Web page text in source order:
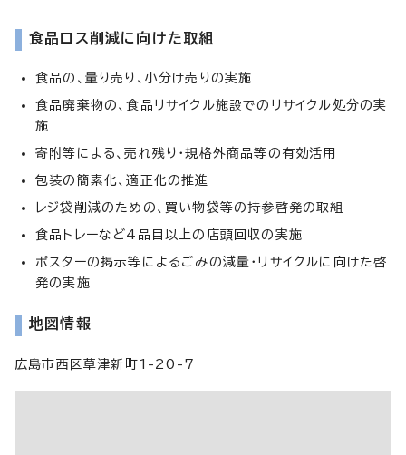
食品ロス削減に向けた取組
食品の、量り売り、小分け売りの実施
食品廃棄物の、食品リサイクル施設でのリサイクル処分の実
施
寄附等による、売れ残り・規格外商品等の有効活用
包装の簡素化、適正化の推進
レジ袋削減のための、買い物袋等の持参啓発の取組
食品トレーなど4品目以上の店頭回収の実施
ポスターの掲示等によるごみの減量・リサイクルに向けた啓
発の実施
地図情報
広島市西区草津新町1-20-7